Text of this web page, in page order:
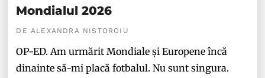
Mondialul 2026
DE ALEXANDRA NISTOROIU
OP-ED. Am urmărit Mondiale și Europene încă
dinainte să-mi placă fotbalul. Nu sunt singura.